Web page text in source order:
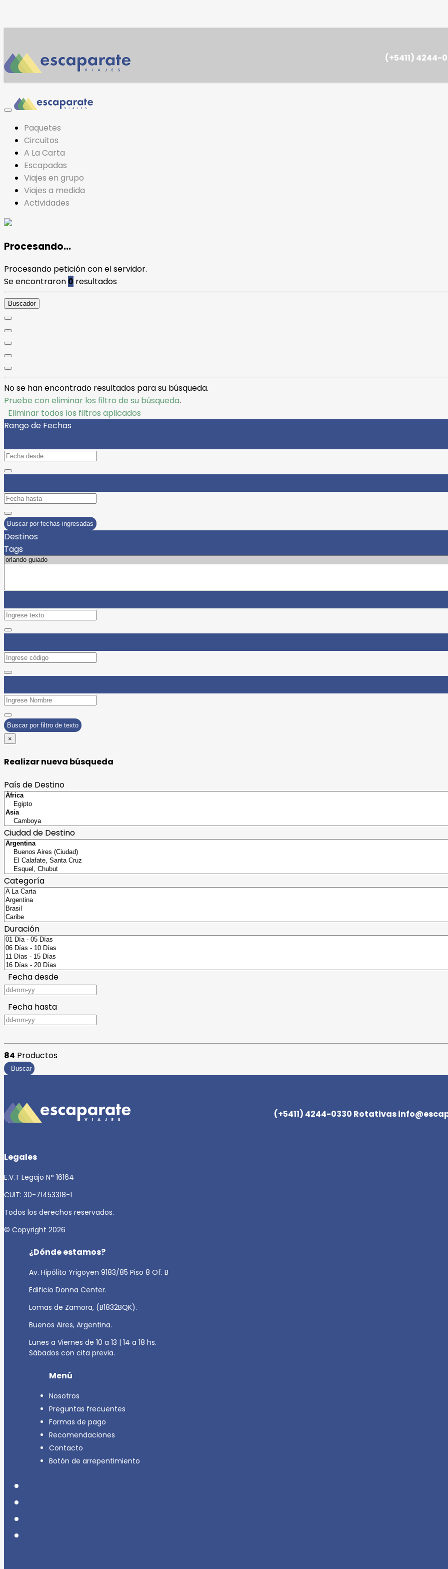
(+5411)
Paquetes
Circuitos
A La Carta
Escapadas
Viajes en grupo
Viajes a medida
Actividades
Procesando...
Procesando petición con el servidor.
Se encontraron 0 resultados
Buscador
No se han encontrado resultados para su búsqueda.
Pruebe con eliminar los filtro de su búsqueda.
Eliminar todos los filtros aplicados
Rango de Fechas
Buscar por fechas ingresadas
Destinos
Tags
Buscar por filtro de texto
×
Realizar nueva búsqueda
País de Destino
Ciudad de Destino
Categoría
Duración
Fecha desde
Fecha hasta
84 Productos
Buscar
(+5411) 4244-0330 Rotativas
Legales
E.V.T Legajo N° 16164
CUIT: 30-71453318-1
Todos los derechos reservados.
© Copyright 2026
¿Dónde estamos?
Av. Hipólito Yrigoyen 9183/85 Piso 8 Of. B
Edificio Donna Center.
Lomas de Zamora, (B1832BQK).
Buenos Aires, Argentina.
Lunes a Viernes de 10 a 13 | 14 a 18 hs.
Sábados con cita previa.
Menú
Nosotros
Preguntas frecuentes
Formas de pago
Recomendaciones
Contacto
Botón de arrepentimiento